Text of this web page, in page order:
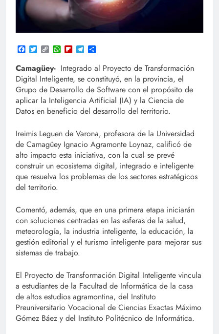
Facebook
TwitterCopy
Link
WhatsApp
FlipboardTelegram
Camagüey- Integrado al Proyecto de Transformación
Digital Inteligente, se constituyó, en la provincia, el
Grupo de Desarrollo de Software con el propósito de
aplicar la Inteligencia Artificial (IA) y la Ciencia de
Datos en beneficio del desarrollo del territorio.
Ireimis Leguen de Varona, profesora de la Universidad
de Camagüey Ignacio Agramonte Loynaz, calificó de
alto impacto esta iniciativa, con la cual se prevé
construir un ecosistema digital, integrado e inteligente
que resuelva los problemas de los sectores estratégicos
del territorio.
Comentó, además, que en una primera etapa iniciarán
con soluciones centradas en las esferas de la salud,
meteorología, la industria inteligente, la educación, la
gestión editorial y el turismo inteligente para mejorar sus
sistemas de trabajo.
El Proyecto de Transformación Digital Inteligente vincula
a estudiantes de la Facultad de Informática de la casa
de altos estudios agramontina, del Instituto
Preuniversitario Vocacional de Ciencias Exactas Máximo
Gómez Báez y del Instituto Politécnico de Informática.